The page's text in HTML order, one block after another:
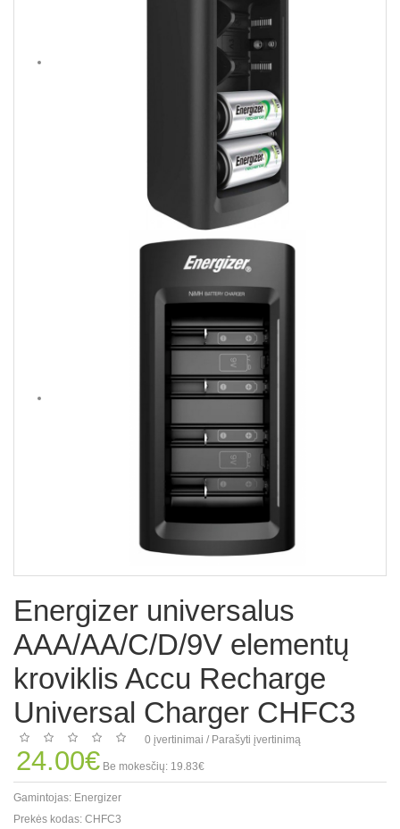
Energizer universalus
AAA/AA/C/D/9V elementų
kroviklis Accu Recharge
Universal Charger CHFC3
0 įvertinimai / Parašyti įvertinimą
24.00€ Be mokesčių: 19.83€
Gamintojas: Energizer
Prekės kodas: CHFC3